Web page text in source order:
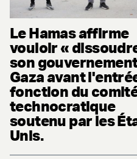
Le Hamas affirme
vouloir «
son
Gaza avant
fonction du
technocratique
soutenu par les
Unis.